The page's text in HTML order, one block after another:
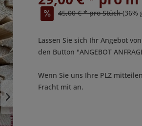
45,00 € * pro Stück(36%
Lassen Sie sich Ihr Angebot
den Button "ANGEBOT
Wenn Sie uns Ihre PLZ
Fracht mit an.